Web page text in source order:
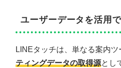
ユーザーデータを活用
LINEタッチは、単なる案内ツ
ティングデータの取得源とし